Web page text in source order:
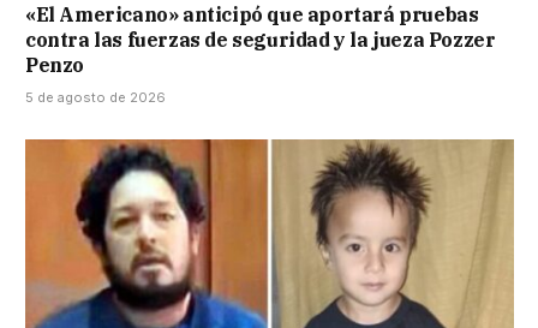
«El Americano» anticipó que aportará pruebas
contra las fuerzas de seguridad y la jueza Pozzer
Penzo
5 de agosto de 2026